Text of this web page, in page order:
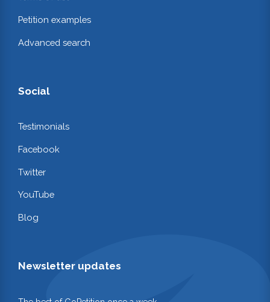
Petition examples
Advanced search
Social
Testimonials
Facebook
Twitter
YouTube
Blog
Newsletter updates